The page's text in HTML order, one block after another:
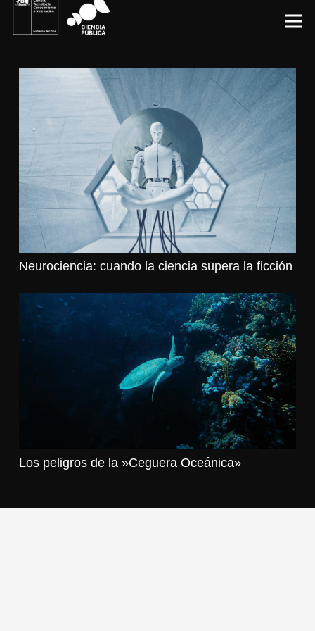
Neurociencia: cuando la ciencia supera la ficción
Los peligros de la »Ceguera Oceánica»